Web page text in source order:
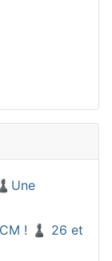
! ♟️ 26 et